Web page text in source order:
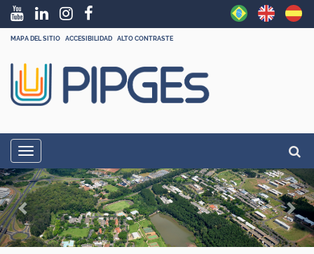
MAPA DEL SITIO ACCESIBILIDAD ALTO CONTRASTE
v
e
g
a
Toggle navigation
P
r
e
v
N
e
x
t